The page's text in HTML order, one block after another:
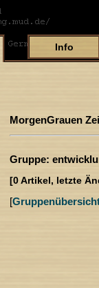
Info
MorgenGrauen
Gruppe:
[0 Artikel, letzte
[